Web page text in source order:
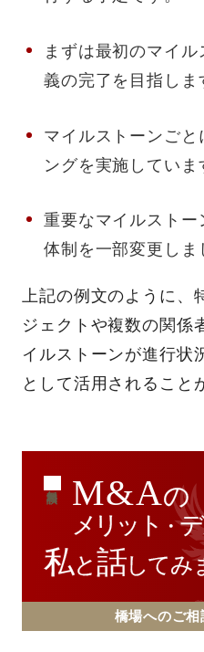
まずは最初のマイ
義の完了を目指しま
マイルストーンごと
ングを実施していま
重要なマイルスト
体制を一部変更しま
上記の例文のように、
ジェクトや複数の関係
イルストーンが進行状
として活用されること
M&Aの
メリット ・
私と話してみ
橋場へのご